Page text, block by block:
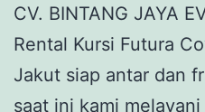
CV. BINTANG JAYA
Rental Kursi Futura
Jakut siap antar dan
saat ini kami